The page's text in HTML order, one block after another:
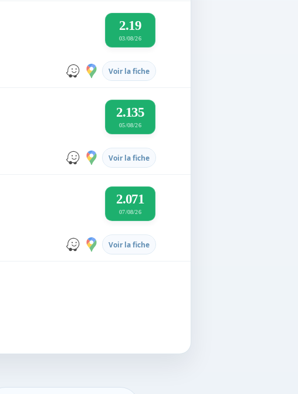
2.19
03/08/26
Voir la fiche
2.135
05/08/26
Voir la fiche
2.071
07/08/26
Voir la fiche